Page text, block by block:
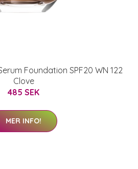
Foundation SPF20 WN 122
Clove
485 SEK
MER INFO!